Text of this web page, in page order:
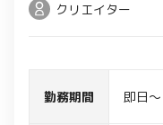
クリエイター
勤務期間 即日～